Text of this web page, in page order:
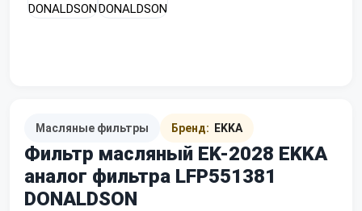
Масляные фильтры Бренд: EKKA
Фильтр масляный EK-2028 EKKA
аналог фильтра LFP551381
DONALDSON